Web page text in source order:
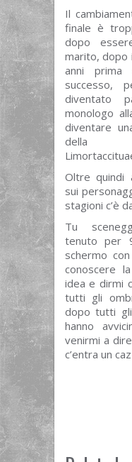
Il
finale è
dopo
marito, dopo
anni prima
successo,
diventato
monologo
diventare
della
Oltre quindi
sui
stagioni c’è
Tu
tenuto per
schermo
conoscere
idea e dirmi
tutti gli
dopo tutti gli
hanno
venirmi a
c’entra un